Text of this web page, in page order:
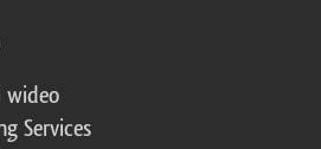
wideo
Services